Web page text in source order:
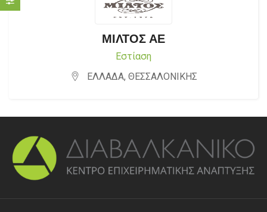
ΜΙΛΤΟΣ ΑΕ
Εστίαση
ΕΛΛΑΔΑ, ΘΕΣΣΑΛΟΝΙΚΗΣ